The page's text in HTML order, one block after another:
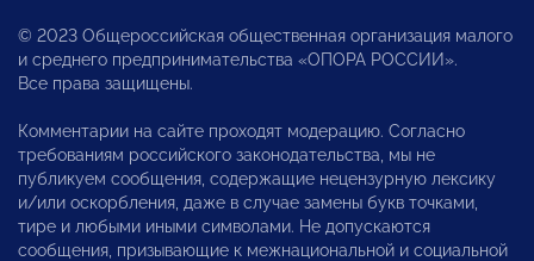
© 2023 Общероссийская общественная организация малого
и среднего предпринимательства «ОПОРА РОССИИ».
Все права защищены.
Комментарии на сайте проходят модерацию. Согласно
требованиям российского законодательства, мы не
публикуем сообщения, содержащие нецензурную лексику
и/или оскорбления, даже в случае замены букв точками,
тире и любыми иными символами. Не допускаются
сообщения, призывающие к межнациональной и социальной